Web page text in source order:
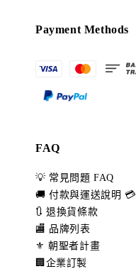
Payment Methods
FAQ
💡 常見問題 FAQ
🚚 付款與運送說明 💳
🔃 退換貨條款
🏬 品牌列表
⚜️ 朝聖者計畫
🏢企業訂製